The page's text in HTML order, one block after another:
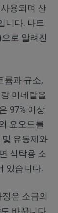
용되며 산
니다. 나트
로 알려진
륨과 규소,
미네랄을
97% 이상
요오드를
및 유동제와
식탁용 소
있습니다.
은 소금의
바꿉니다.